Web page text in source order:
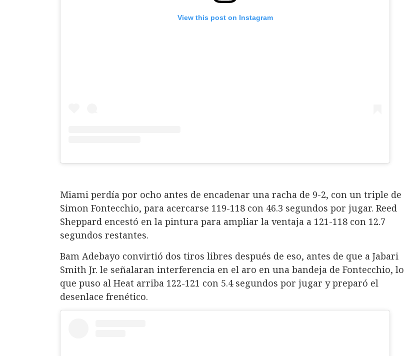
View this post on Instagram
Miami perdía por ocho antes de encadenar una racha de 9-2, con un triple de
Simon Fontecchio, para acercarse 119-118 con 46.3 segundos por jugar. Reed
Sheppard encestó en la pintura para ampliar la ventaja a 121-118 con 12.7
segundos restantes.
Bam Adebayo convirtió dos tiros libres después de eso, antes de que a Jabari
Smith Jr. le señalaran interferencia en el aro en una bandeja de Fontecchio, lo
que puso al Heat arriba 122-121 con 5.4 segundos por jugar y preparó el
desenlace frenético.